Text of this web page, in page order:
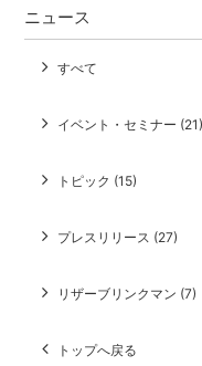
ニュース
すべて
イベント・セミナー (21)
トピック (15)
プレスリリース (27)
リザーブリンクマン (7)
トップへ戻る